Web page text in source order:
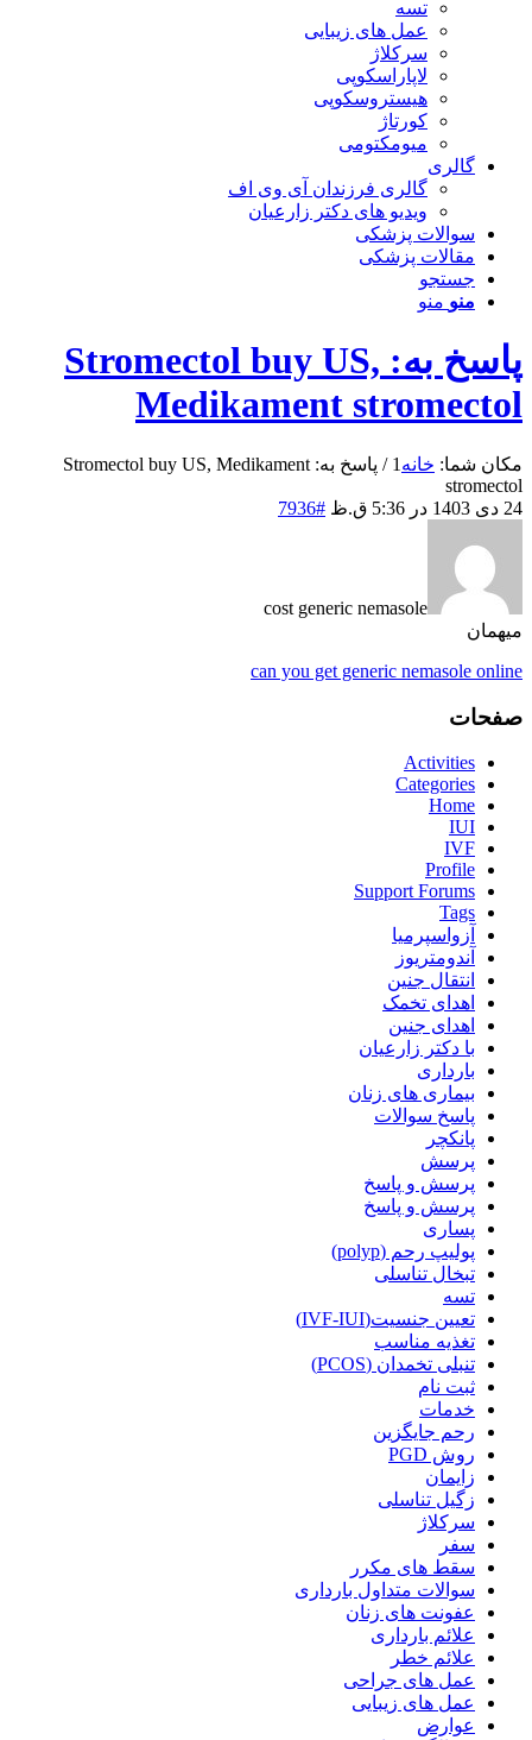
تسه
عمل های زیبایی
سرکلاژ
لاپاراسکوپی
هیستروسکوپی
کورتاژ
میومکتومی
گالری
گالری فرزندان آی وی اف
ویدیو های دکتر زارعیان
سوالات پزشکی
مقالات پزشکی
جستجو
منو منو
پاسخ به: Stromectol buy US,
Medikament stromectol
مکان شما: خانه 1
/
پاسخ به: Stromectol buy US, Medikament
stromectol
24 دی 1403 در 5:36 ق.ظ
#7936
cost generic nemasole
میهمان
can you get generic nemasole online
صفحات
Activities
Categories
Home
IUI
IVF
Profile
Support Forums
Tags
آزواسپرمیا
آندومتریوز
انتقال جنین
اهدای تخمک
اهدای جنین
با دکتر زارعیان
بارداری
بیماری های زنان
پاسخ سوالات
پانکچر
پرسش
پرسش و پاسخ
پرسش و پاسخ
پساری
پولیپ رحم (polyp)
تبخال تناسلی
تسه
تعیین جنسیت(IVF-IUI)
تغذیه مناسب
تنبلی تخمدان (PCOS)
ثبت نام
خدمات
رحم جایگزین
روش PGD
زایمان
زگیل تناسلی
سرکلاژ
سفر
سقط های مکرر
سوالات متداول بارداری
عفونت های زنان
علائم بارداری
علائم خطر
عمل های جراحی
عمل های زیبایی
عوارض